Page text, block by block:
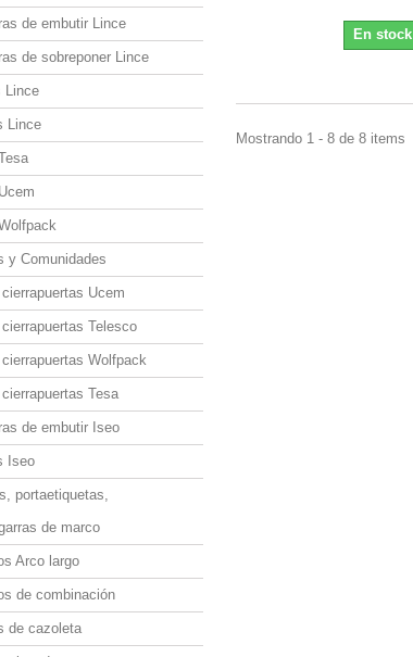
de embutir Lince
de sobreponer Lince
Lince
Lince
y Comunidades
Ucem
Telesco
Wolfpack
Tesa
de embutir Iseo
Iseo
portaetiquetas,
de marco
Arco largo
de combinación
de cazoleta
En stock
Mostrando 1 - 8 de 8 items